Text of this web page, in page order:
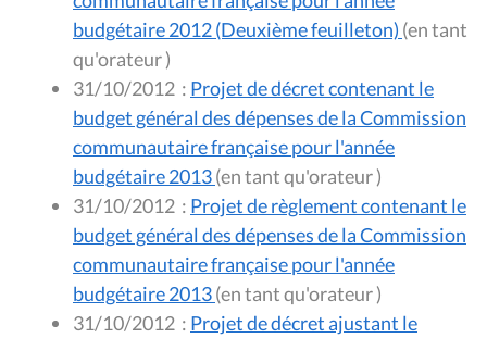
budgétaire 2012 (Deuxième feuilleton) (en tant
qu'orateur )
31/10/2012 : Projet de décret contenant le
budget général des dépenses de la Commission
communautaire française pour l'année
budgétaire 2013
(en tant qu'orateur )
31/10/2012 : Projet de règlement contenant le
budget général des dépenses de la Commission
communautaire française pour l'année
budgétaire 2013
(en tant qu'orateur )
31/10/2012 : Projet de décret ajustant le